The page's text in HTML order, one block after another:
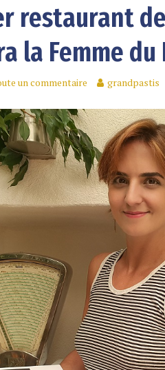
restaurant
la Femme
un commentaire grandpastis